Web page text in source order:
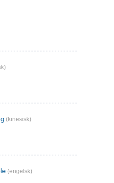
(kinesisk)
(engelsk)